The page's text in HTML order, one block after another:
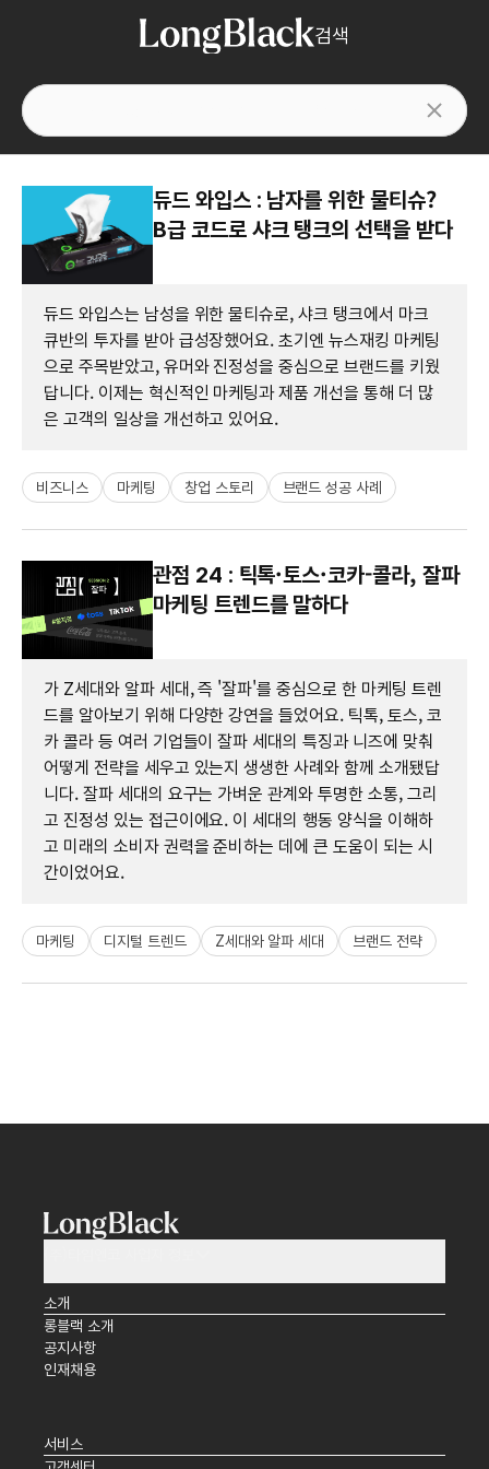
검색
듀드 와입스 : 남자를 위한 물티슈?
B급 코드로 샤크 탱크의 선택을 받다
듀드 와입스는 남성을 위한 물티슈로, 샤크 탱크에서 마크
큐반의 투자를 받아 급성장했어요. 초기엔 뉴스재킹 마케팅
으로 주목받았고, 유머와 진정성을 중심으로 브랜드를 키웠
답니다. 이제는 혁신적인 마케팅과 제품 개선을 통해 더 많
은 고객의 일상을 개선하고 있어요.
비즈니스 마케팅 창업 스토리 브랜드 성공 사례
관점 24 : 틱톡·토스·코카-콜라, 잘파
마케팅 트렌드를 말하다
가 Z세대와 알파 세대, 즉 '잘파'를 중심으로 한 마케팅 트렌
드를 알아보기 위해 다양한 강연을 들었어요. 틱톡, 토스, 코
카 콜라 등 여러 기업들이 잘파 세대의 특징과 니즈에 맞춰
어떻게 전략을 세우고 있는지 생생한 사례와 함께 소개됐답
니다. 잘파 세대의 요구는 가벼운 관계와 투명한 소통, 그리
고 진정성 있는 접근이에요. 이 세대의 행동 양식을 이해하
고 미래의 소비자 권력을 준비하는 데에 큰 도움이 되는 시
간이었어요.
마케팅 디지털 트렌드 Z세대와 알파 세대 브랜드 전략
소개
롱블랙 소개
공지사항
인재채용
서비스